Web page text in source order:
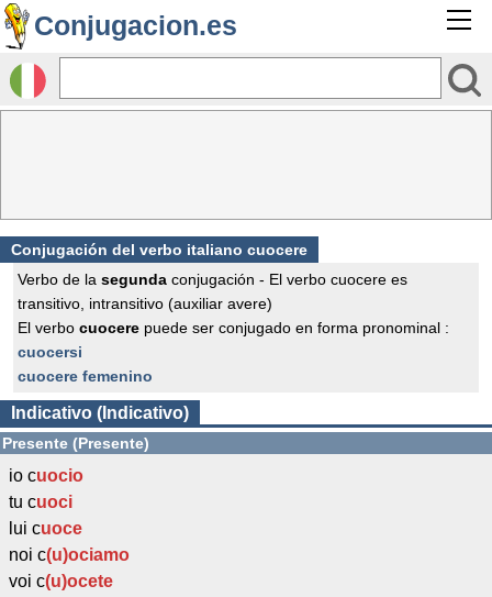
Conjugacion.es
Conjugación del verbo italiano cuocere
Verbo de la segunda conjugación - El verbo cuocere es
transitivo, intransitivo (auxiliar avere)
El verbo cuocere puede ser conjugado en forma pronominal :
cuocersi
cuocere femenino
Indicativo (Indicativo)
Presente (Presente)
io cuocio
tu cuoci
lui cuoce
noi c(u)ociamo
voi c(u)ocete